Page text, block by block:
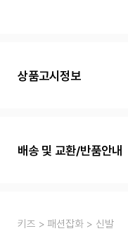
상품고시정보
배송 및 교환/반품안내
키즈 패션잡화 신발